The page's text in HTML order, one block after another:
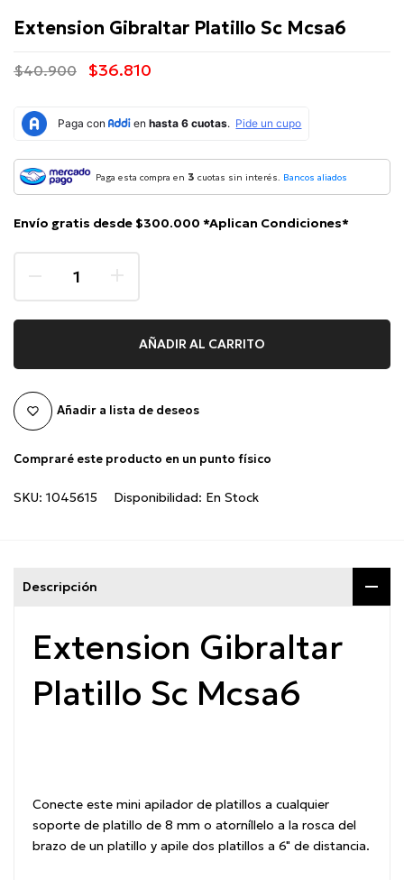
Extension Gibraltar Platillo Sc Mcsa6
$40.900 $36.810
Paga esta compra en 3 cuotas sin interés. Bancos aliados
Envío gratis desde $300.000 *Aplican Condiciones*
AÑADIR AL CARRITO
Añadir a lista de deseos
Compraré este producto en un punto físico
SKU: 1045615 Disponibilidad: En Stock
Descripción
Extension Gibraltar
Platillo Sc Mcsa6
Conecte este mini apilador de platillos a cualquier
soporte de platillo de 8 mm o atorníllelo a la rosca del
brazo de un platillo y apile dos platillos a 6" de distancia.